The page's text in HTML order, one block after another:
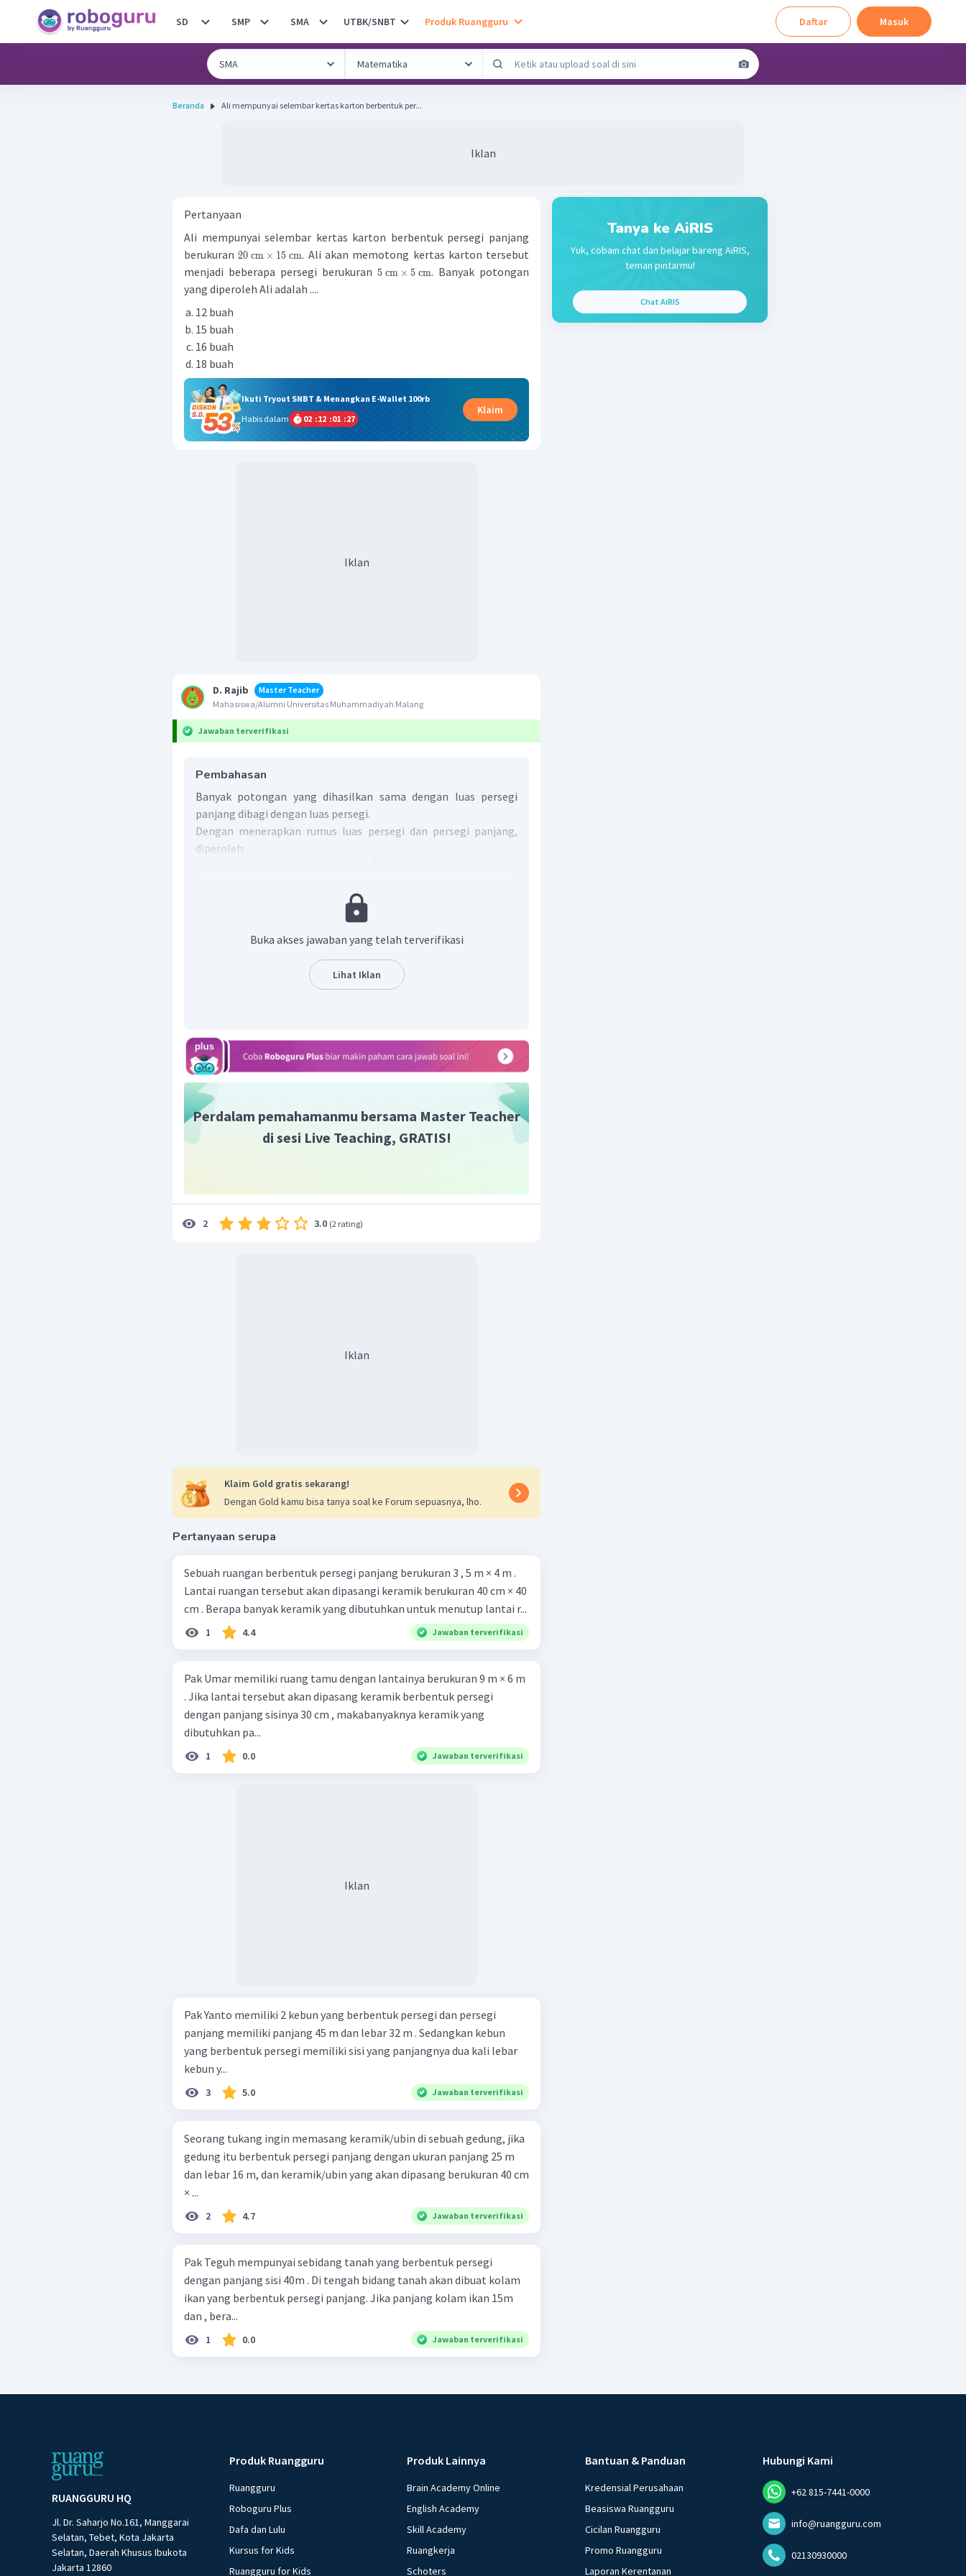
SD SMP SMA UTBK/SNBT Produk Ruangguru Daftar Masuk
Beranda Ali mempunyai selembar kertas karton berbentuk per...
Iklan
Pertanyaan
Ali mempunyai selembar kertas karton berbentuk persegi panjang
berukuran20 cm × 15 cm. Ali akan memotong kertas karton tersebut
menjadi beberapa persegi berukuran 5 cm × 5 cm. Banyak potongan
yang diperoleh Ali adalah ....
12 buah
15 buah
16 buah
18 buah
Ikuti Tryout SNBT & Menangkan E-Wallet 100rb
Habis dalam
02 :12 :01 :26
Klaim
Iklan
D. Rajib
Master Teacher
Mahasiswa/Alumni Universitas Muhammadiyah Malang
Jawaban terverifikasi
Pembahasan
Banyak potongan yang dihasilkan sama dengan luas persegi
panjang dibagi dengan luas persegi.
Dengan menerapkan rumus luas persegi dan persegi panjang,
diperoleh:
Dengan demikian, banyak potongan yang diperoleh Ali adalah 12
Buka akses jawaban yang telah terverifikasi
Lihat Iklan
Perdalam pemahamanmu bersama Master Teacher
di sesi Live Teaching, GRATIS!
2 3.0 (2 rating)
Iklan
Klaim Gold gratis sekarang!
Dengan Gold kamu bisa tanya soal ke Forum sepuasnya, lho.
Pertanyaan serupa
Sebuah ruangan berbentuk persegi panjang berukuran 3 , 5 m × 4 m .
Lantai ruangan tersebut akan dipasangi keramik berukuran 40 cm × 40
cm . Berapa banyak keramik yang dibutuhkan untuk menutup lantai r...
1 4.4 Jawaban terverifikasi
Pak Umar memiliki ruang tamu dengan lantainya berukuran 9 m × 6 m
. Jika lantai tersebut akan dipasang keramik berbentuk persegi
dengan panjang sisinya 30 cm , makabanyaknya keramik yang
dibutuhkan pa...
1 0.0 Jawaban terverifikasi
Iklan
Pak Yanto memiliki 2 kebun yang berbentuk persegi dan persegi
panjang memiliki panjang 45 m dan lebar 32 m . Sedangkan kebun
yang berbentuk persegi memiliki sisi yang panjangnya dua kali lebar
kebun y...
3 5.0 Jawaban terverifikasi
Seorang tukang ingin memasang keramik/ubin di sebuah gedung, jika
gedung itu berbentuk persegi panjang dengan ukuran panjang 25 m
dan lebar 16 m, dan keramik/ubin yang akan dipasang berukuran 40 cm
× ...
2 4.7 Jawaban terverifikasi
Pak Teguh mempunyai sebidang tanah yang berbentuk persegi
dengan panjang sisi 40m . Di tengah bidang tanah akan dibuat kolam
ikan yang berbentuk persegi panjang. Jika panjang kolam ikan 15m
dan , bera...
1 0.0 Jawaban terverifikasi
Tanya ke AiRIS
Yuk, cobain chat dan belajar bareng AiRIS,
teman pintarmu!
Chat AiRIS
RUANGGURU HQ
Jl. Dr. Saharjo No.161, Manggarai
Selatan, Tebet, Kota Jakarta
Selatan, Daerah Khusus Ibukota
Jakarta 12860
Produk Ruangguru
Ruangguru
Roboguru Plus
Dafa dan Lulu
Kursus for Kids
Ruangguru for Kids
Produk Lainnya
Brain Academy Online
English Academy
Skill Academy
Ruangkerja
Schoters
Bantuan & Panduan
Kredensial Perusahaan
Beasiswa Ruangguru
Cicilan Ruangguru
Promo Ruangguru
Laporan Kerentanan
Hubungi Kami
+62 815-7441-0000
info@ruangguru.com
02130930000